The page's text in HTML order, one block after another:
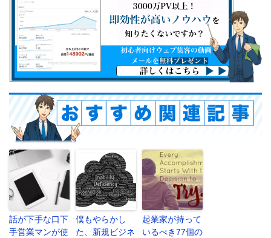
話が下手な口下
手営業マンが使
僕もやらかし
た、新規ビジネ
起業家が持って
いるべき77個の